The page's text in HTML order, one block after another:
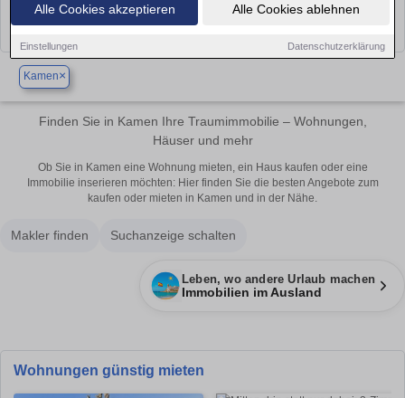
Alle Cookies akzeptieren Alle Cookies ablehnen
Einstellungen Datenschutzerklärung
Suchen
Kamen×
Finden Sie in Kamen Ihre Traumimmobilie – Wohnungen,
Häuser und mehr
Ob Sie in Kamen eine Wohnung mieten, ein Haus kaufen oder eine
Immobilie inserieren möchten: Hier finden Sie die besten Angebote zum
kaufen oder mieten in Kamen und in der Nähe.
Makler finden Suchanzeige schalten
Leben, wo andere Urlaub machen
Immobilien im Ausland
Wohnungen günstig mieten